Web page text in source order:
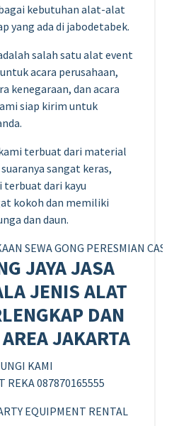
kebutuhan alat-alat
yang ada di jabodetabek.
salah satu alat event
acara perusahaan,
kenegaraan, dan acara
siap kirim untuk
terbuat dari material
sangat keras,
terbuat dari kayu
kokoh dan memiliki
dan daun.
JAYA JASA
JENIS ALAT
DAN
JAKARTA
KAMI
REKA 087870165555
EQUIPMENT RENTAL